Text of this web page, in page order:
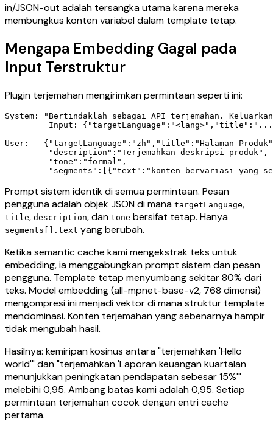
in/JSON-out adalah tersangka utama karena mereka
membungkus konten variabel dalam template tetap.
Mengapa Embedding Gagal pada
Input Terstruktur
Plugin terjemahan mengirimkan permintaan seperti ini:
System: "Bertindaklah sebagai API terjemahan.
Input:
User:   {"targetLanguage":"zh","title":"Halaman
         "description":"Terjemahkan deskripsi produk",
         "tone":"formal",
Prompt sistem identik di semua permintaan. Pesan
pengguna adalah objek JSON di mana targetLanguage,
title, description, dan tone bersifat tetap. Hanya
segments[].text yang berubah.
Ketika semantic cache kami mengekstrak teks untuk
embedding, ia menggabungkan prompt sistem dan pesan
pengguna. Template tetap menyumbang sekitar 80% dari
teks. Model embedding (all-mpnet-base-v2, 768 dimensi)
mengompresi ini menjadi vektor di mana struktur template
mendominasi. Konten terjemahan yang sebenarnya hampir
tidak mengubah hasil.
Hasilnya: kemiripan kosinus antara "terjemahkan 'Hello
world'" dan "terjemahkan 'Laporan keuangan kuartalan
menunjukkan peningkatan pendapatan sebesar 15%'"
melebihi 0,95. Ambang batas kami adalah 0,95. Setiap
permintaan terjemahan cocok dengan entri cache
pertama.